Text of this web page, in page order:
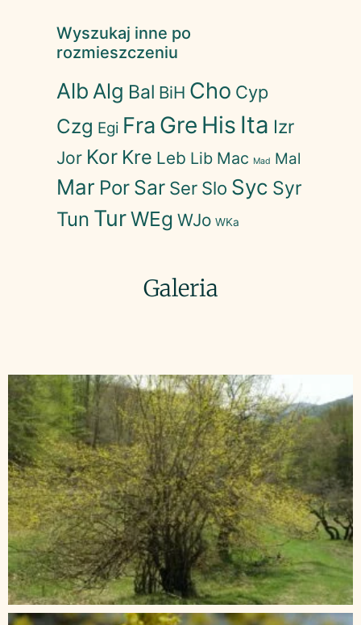
Wyszukaj inne po
rozmieszczeniu
Alb Alg Bal BiH Cho Cyp
Czg Egi Fra Gre His Ita Izr
Jor Kor Kre Leb Lib Mac Mad Mal
Mar Por Sar Ser Slo Syc Syr
Tun TurWEg WJo WKa
Galeria